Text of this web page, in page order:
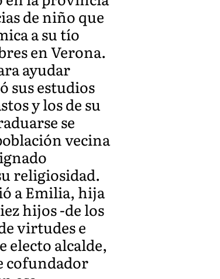
de niño que
a su tío
en Verona.
ayudar
sus estudios
y los de su
se
vecina
religiosidad.
a Emilia, hija
hijos -de los
virtudes e
electo alcalde,
cofundador